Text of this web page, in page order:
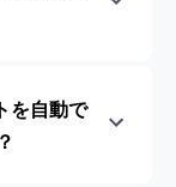
を自動で